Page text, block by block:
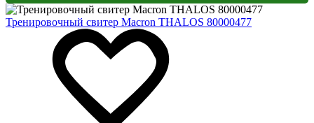
Тренировочный свитер Macron THALOS 80000477